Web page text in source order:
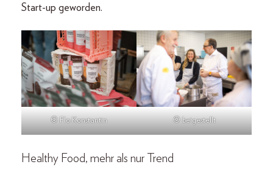
Start-up geworden.
© Flo Konstantin © beigestellt
Healthy Food, mehr als nur Trend